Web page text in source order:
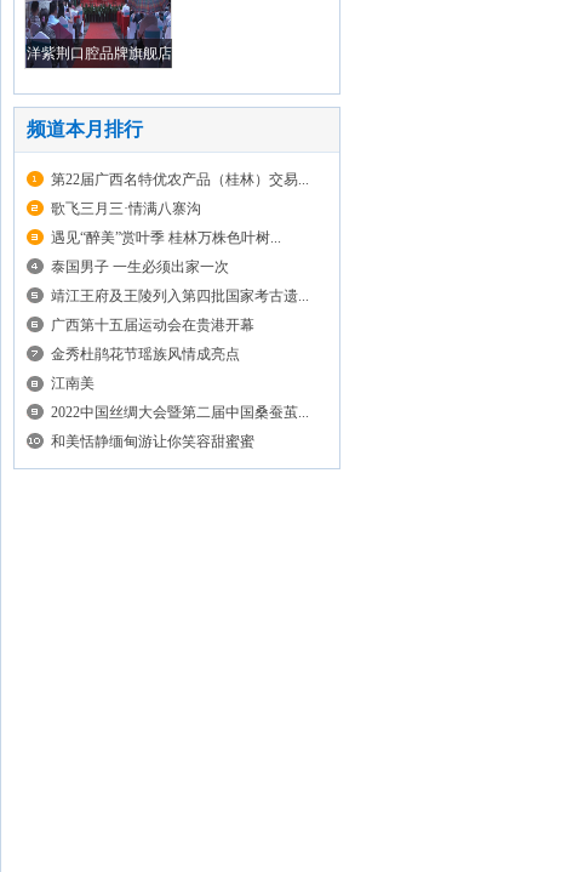
洋紫荆口腔品牌旗舰店
频道本月排行
第22届广西名特优农产品（桂林）交易...
歌飞三月三·情满八寨沟
遇见“醉美”赏叶季 桂林万株色叶树...
泰国男子 一生必须出家一次
靖江王府及王陵列入第四批国家考古遗...
广西第十五届运动会在贵港开幕
金秀杜鹃花节瑶族风情成亮点
江南美
2022中国丝绸大会暨第二届中国桑蚕茧...
和美恬静缅甸游让你笑容甜蜜蜜